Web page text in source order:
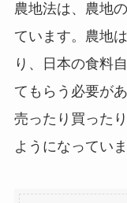
農地法は、農地
ています。農地
り、日本の食料
てもらう必要が
売ったり買った
ようになっていま